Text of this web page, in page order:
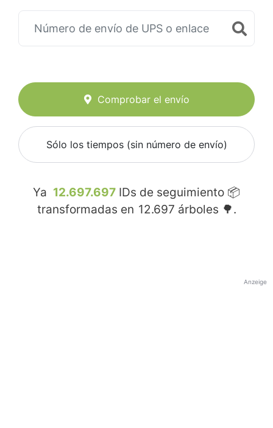
Comprobar el envío
Sólo los tiempos (sin número de envío)
Ya 12.697.697 IDs de seguimiento 📦
transformadas en 12.697 árboles 🌳.
Anzeige